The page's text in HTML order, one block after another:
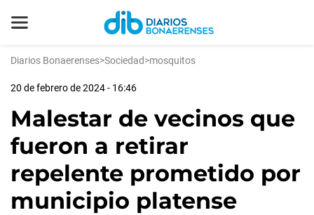
Diarios Bonaerenses>Sociedad>mosquitos
20 de febrero de 2024 - 16:46
Malestar de vecinos que
fueron a retirar
repelente prometido por
municipio platense